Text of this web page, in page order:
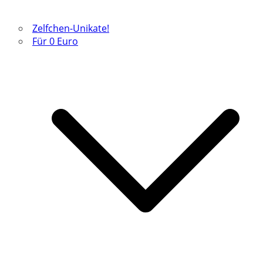
Zelfchen-Unikate!
Für 0 Euro